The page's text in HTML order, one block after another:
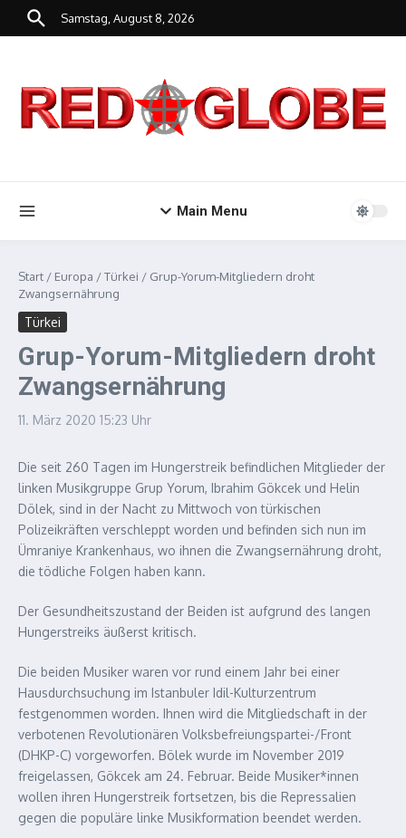
Zum Inhalt springen
Samstag, August 8, 2026
Main Menu
Start / Europa /Türkei / Grup-Yorum-Mitgliedern droht
Zwangsernährung
Türkei
Grup-Yorum-Mitgliedern droht
Zwangsernährung
11. März 2020 15:23 Uhr
Die seit 260 Tagen im Hungerstreik befindlichen Mitglieder der
linken Musikgruppe Grup Yorum, Ibrahim Gökcek und Helin
Dölek, sind in der Nacht zu Mittwoch von türkischen
Polizeikräften verschleppt worden und befinden sich nun im
Ümraniye Krankenhaus, wo ihnen die Zwangsernährung droht,
die tödliche Folgen haben kann.
Der Gesundheitszustand der Beiden ist aufgrund des langen
Hungerstreiks äußerst kritisch.
Die beiden Musiker waren vor rund einem Jahr bei einer
Hausdurchsuchung im Istanbuler Idil-Kulturzentrum
festgenommen worden. Ihnen wird die Mitgliedschaft in der
verbotenen Revolutionären Volksbefreiungspartei-/Front
(DHKP-C) vorgeworfen. Bölek wurde im November 2019
freigelassen, Gökcek am 24. Februar. Beide Musiker*innen
wollen ihren Hungerstreik fortsetzen, bis die Repressalien
gegen die populäre linke Musikformation beendet werden.